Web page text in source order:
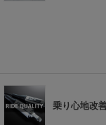
乗り心地改